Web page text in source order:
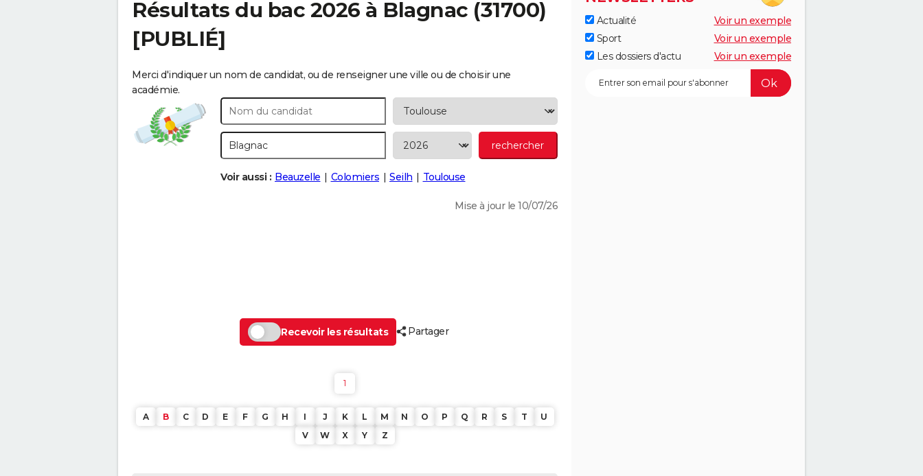
Résultats du bac 2026 à Blagnac (31700)
[PUBLIÉ]
Merci d'indiquer un nom de candidat, ou de renseigner une ville ou de choisir une
académie.
Voir aussi : Beauzelle Colomiers Seilh Toulouse
Mise à jour le 10/07/26
Recevoir les résultats Partager
1
A B C D E F G H I J K L M N O P Q R S T
U
V
W X Y Z
Actualité
Voir un exemple
Sport
Voir un exemple
Les dossiers d'actu
Voir un exemple